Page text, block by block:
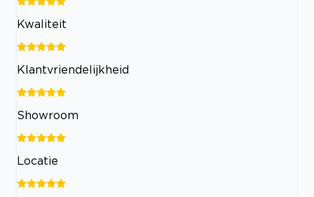
Kwaliteit
Klantvriendelijkheid
Showroom
Locatie